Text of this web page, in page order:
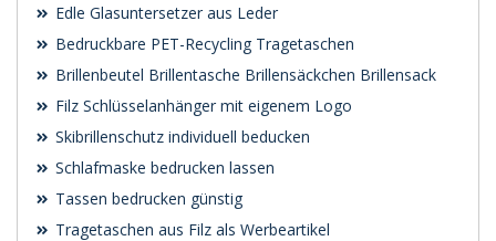
Edle Glasuntersetzer aus Leder
Bedruckbare PET-Recycling Tragetaschen
Brillenbeutel Brillentasche Brillensäckchen Brillensack
Filz Schlüsselanhänger mit eigenem Logo
Skibrillenschutz individuell beducken
Schlafmaske bedrucken lassen
Tassen bedrucken günstig
Tragetaschen aus Filz als Werbeartikel